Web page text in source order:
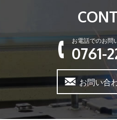
お電話でのお問
0761-
お問い合